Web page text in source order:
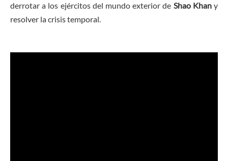
derrotar a los ejércitos del mundo exterior de Shao Khany
resolver la crisis temporal.